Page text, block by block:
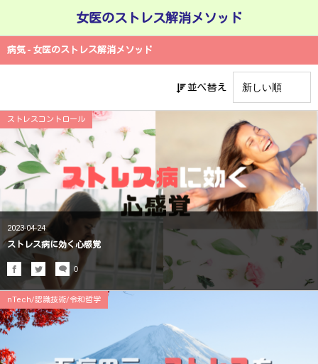
女医のストレス解消メソッド
病気 - 女医のストレス解消メソッド
並べ替え
ストレスコントロール
2023-04-24
ストレス病に効く心感覚
0
nTech/認識技術/令和哲学